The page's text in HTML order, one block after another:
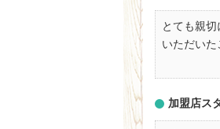
とても親
いただいた
加盟店ス